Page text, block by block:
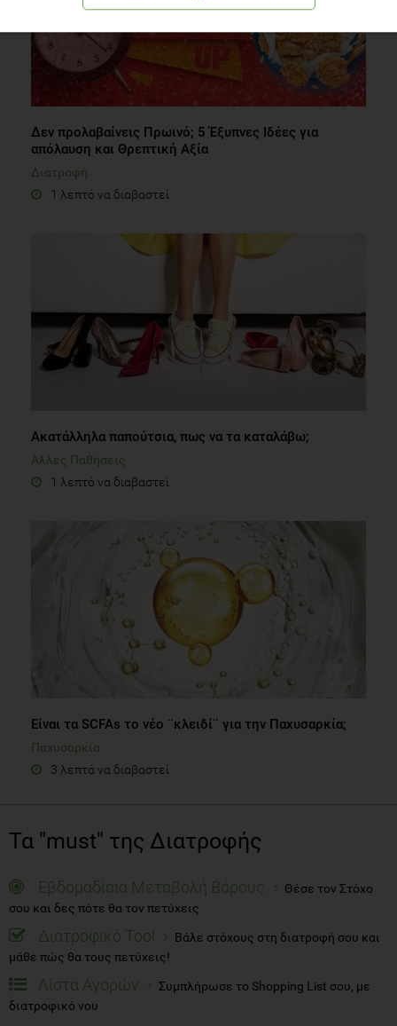
Δεν προλαβαίνεις Πρωινό; 5 Έξυπνες Ιδέες για
απόλαυση και Θρεπτική Αξία
Διατροφή
1 λεπτό να διαβαστεί
Ακατάλληλα παπούτσια, πως να τα καταλάβω;
Άλλες Παθήσεις
1 λεπτό να διαβαστεί
Είναι τα SCFAs το νέο ¨κλειδί¨ για την Παχυσαρκία;
Παχυσαρκία
3 λεπτά να διαβαστεί
Τα "must" της Διατροφής
Εβδομαδίαια Μεταβολή Βάρους
Θέσε τον Στόχο
σου και δες πότε θα τον πετύχεις
Διατροφικό Tool
Βάλε στόχους στη διατροφή σου και
μάθε πώς θα τους πετύχεις!
Λίστα Αγορών
Συμπλήρωσε το Shopping List σου, με
διατροφικό νου